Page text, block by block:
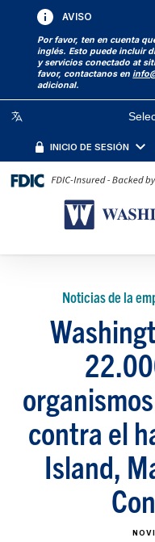
AVISO
Por favor, ten en cuenta
inglés. Esto puede incluir
y servicios conectado at
favor, contactanos en
adicional.
INICIO DE SESIÓN
Noticias de la
contra el
Island,